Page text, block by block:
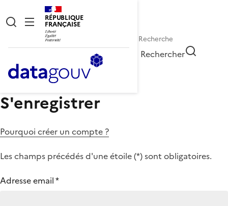
RÉPUBLIQUE
FRANÇAISE
Rechercher
S'enregistrer
Pourquoi créer un compte ?
Les champs précédés d'une étoile (*) sont obligatoires.
Adresse email*